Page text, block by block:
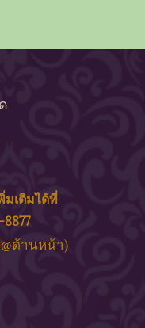
มเติมได้ที่
ด้านหน้า)